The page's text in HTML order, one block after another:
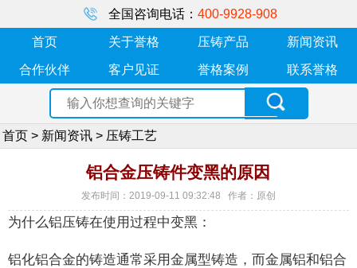
全国咨询电话： 400-9928-908
首页 关于誉格 压铸产品 新闻资讯
合作伙伴 客户见证 誉格案例 联系誉格
首页 > 新闻资讯 > 压铸工艺
铝合金压铸件变黑的原因
发布时间：2019-09-11 09:32:48 作者：原创
为什么铝压铸在使用过程中变黑：
铝化铝合金的铸造通常采用金属型铸造，而金属铝和铝合